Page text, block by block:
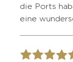
die Ports
eine